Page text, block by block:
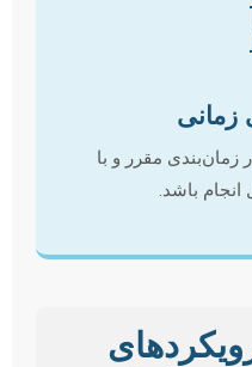
زمان‌بندی مقرر و با
انجام باشد.